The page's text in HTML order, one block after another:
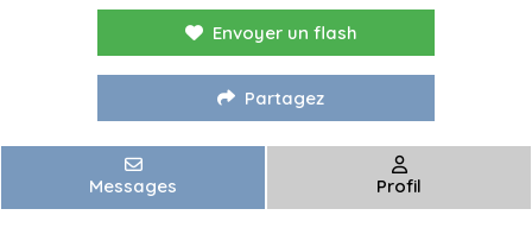
Envoyer un flash
Partagez
Messages Profil